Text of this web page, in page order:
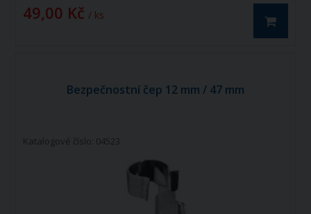
49,00 Kč / ks
Bezpečnostní čep 12 mm / 47 mm
Katalogové číslo: 04523